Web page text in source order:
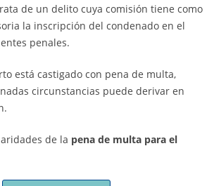
de un delito cuya comisión tiene como
la inscripción del condenado en el
penales.
está castigado con pena de multa,
circunstancias puede derivar en
de la pena de multa para el